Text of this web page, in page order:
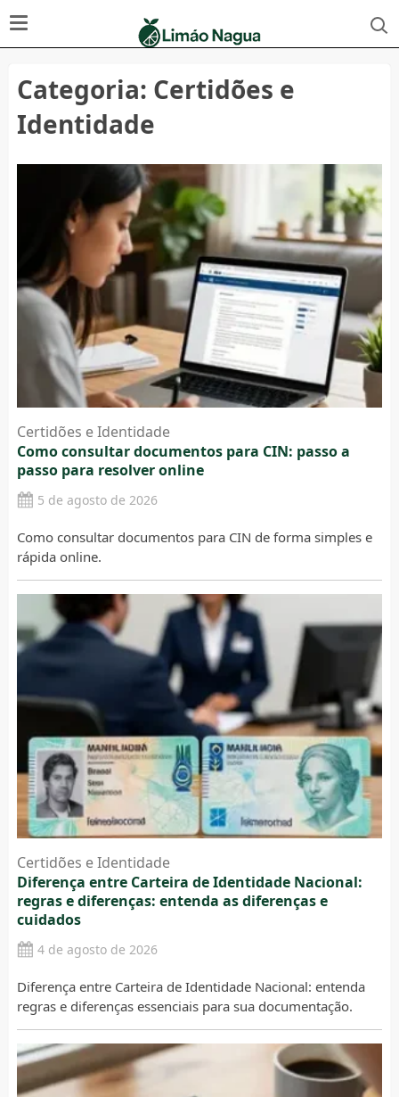
Categoria: Certidões e
Identidade
Certidões e Identidade
Como consultar documentos para CIN: passo a
passo para resolver online
5 de agosto de 2026
Como consultar documentos para CIN de forma simples e
rápida online.
Certidões e Identidade
Diferença entre Carteira de Identidade Nacional:
regras e diferenças: entenda as diferenças e
cuidados
4 de agosto de 2026
Diferença entre Carteira de Identidade Nacional: entenda
regras e diferenças essenciais para sua documentação.